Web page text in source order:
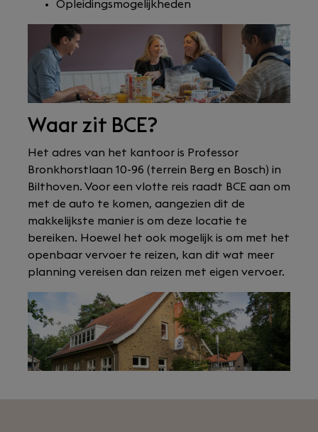
Opleidingsmogelijkheden
Waar zit BCE?
Het adres van het kantoor is Professor
Bronkhorstlaan 10-96 (terrein Berg en Bosch) in
Bilthoven. Voor een vlotte reis raadt BCE aan om
met de auto te komen, aangezien dit de
makkelijkste manier is om deze locatie te
bereiken. Hoewel het ook mogelijk is om met het
openbaar vervoer te reizen, kan dit wat meer
planning vereisen dan reizen met eigen vervoer.